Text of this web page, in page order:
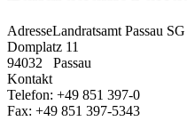
AdresseLandratsamt Passau SG
Domplatz 11
94032
Passau
Kontakt
Telefon: +49 851 397-0
Fax: +49 851 397-5343